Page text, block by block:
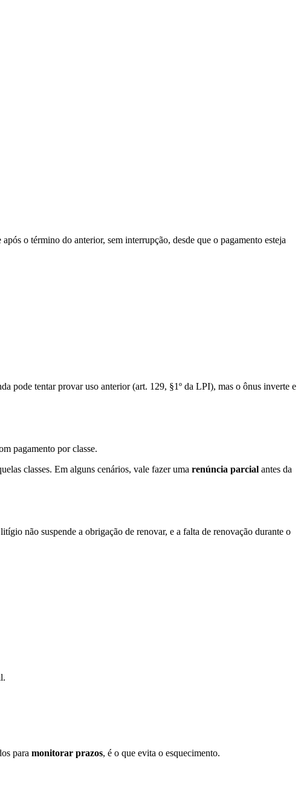
o término do anterior, sem interrupção, desde que o pagamento esteja
pode tentar provar uso anterior (art. 129, §1º da LPI), mas o ônus inverte e
pagamento por classe.
classes. Em alguns cenários, vale fazer uma renúncia parcial antes da
não suspende a obrigação de renovar, e a falta de renovação durante o
para monitorar prazos, é o que evita o esquecimento.